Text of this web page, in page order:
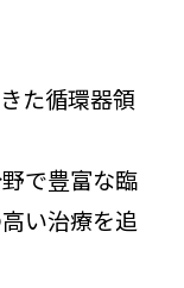
た循環器領
で豊富な臨
い治療を追